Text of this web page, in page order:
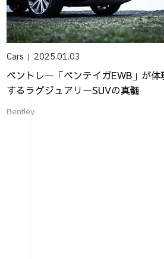
Cars 2025.01.03
ベントレー「ベンテイガEWB」が体
するラグジュアリーSUVの真髄
Bentley